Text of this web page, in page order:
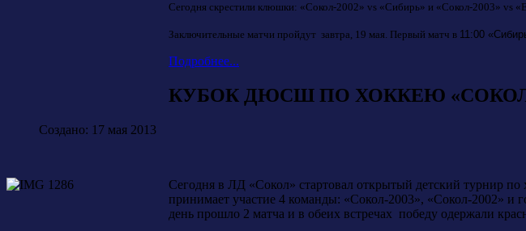
Сегодня скрестили клюшки: «Сокол-2002» vs «Сибирь» и «Сокол-2003» vs
Заключительные матчи пройдут завтра, 19 мая. Первый матч в 11:00
Подробнее...
КУБОК ДЮСШ ПО ХОККЕЮ «СОКОЛ».
Создано: 17 мая 2013
Сегодня в ЛД «Сокол» стартовал открытый детский
принимает участие 4 команды: «Сокол-2003», «Сокол-2002» и
день прошло 2 матча и в обеих встречах победу одержали